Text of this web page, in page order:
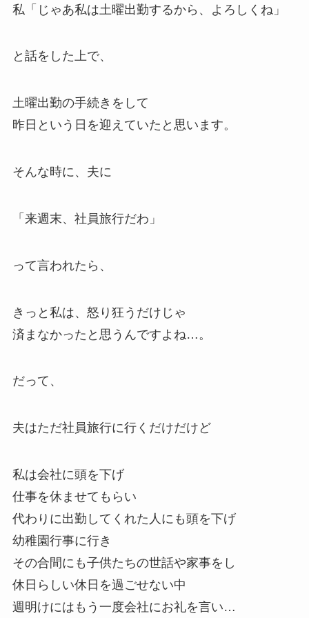
私「じゃあ私は土曜出勤するから、よろしくね」
と話をした上で、
土曜出勤の手続きをして
昨日という日を迎えていたと思います。
そんな時に、夫に
「来週末、社員旅行だわ」
って言われたら、
きっと私は、怒り狂うだけじゃ
済まなかったと思うんですよね…。
だって、
夫はただ社員旅行に行くだけだけど
私は会社に頭を下げ
仕事を休ませてもらい
代わりに出勤してくれた人にも頭を下げ
幼稚園行事に行き
その合間にも子供たちの世話や家事をし
休日らしい休日を過ごせない中
週明けにはもう一度会社にお礼を言い…